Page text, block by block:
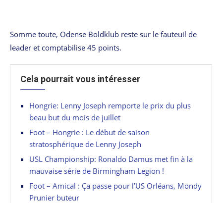
Somme toute, Odense Boldklub reste sur le fauteuil de
leader et comptabilise 45 points.
Cela pourrait vous intéresser
Hongrie: Lenny Joseph remporte le prix du plus
beau but du mois de juillet
Foot – Hongrie : Le début de saison
stratosphérique de Lenny Joseph
USL Championship: Ronaldo Damus met fin à la
mauvaise série de Birmingham Legion !
Foot – Amical : Ça passe pour l’US Orléans, Mondy
Prunier buteur